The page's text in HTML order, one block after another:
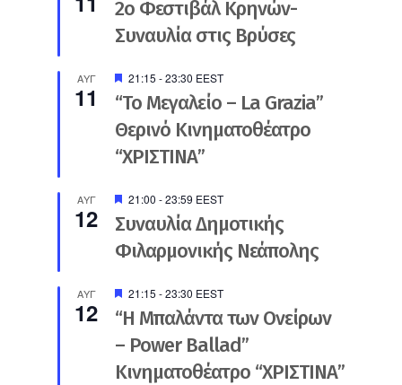
2ο Φεστιβάλ Κρηνών-
Συναυλία στις Βρύσες
ΑΥΓ
11
Προτεινόμενο
21:15 -23:30 EEST
“Το Μεγαλείο – La Grazia”
Θερινό Κινηματοθέατρο
“ΧΡΙΣΤΙΝΑ”
ΑΥΓ
12
Προτεινόμενο
21:00 -23:59 EEST
Συναυλία Δημοτικής
Φιλαρμονικής Νεάπολης
ΑΥΓ
12
Προτεινόμενο
21:15 -23:30 EEST
“Η Μπαλάντα των Ονείρων
– Power Ballad”
Κινηματοθέατρο “ΧΡΙΣΤΙΝΑ”